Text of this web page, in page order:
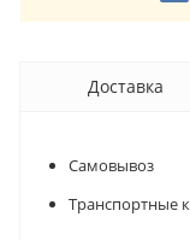
Доставка
Самовывоз
Транспортные